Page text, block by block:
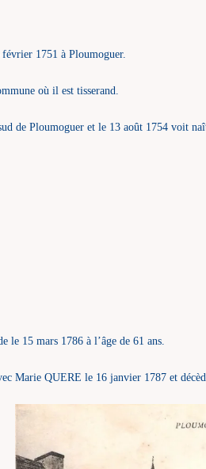
1751 à Ploumoguer.
où il est tisserand.
de Ploumoguer et le 13 août 1754 voit
le 15 mars 1786 à l’âge de 61 ans.
Marie QUERE le 16 janvier 1787 et